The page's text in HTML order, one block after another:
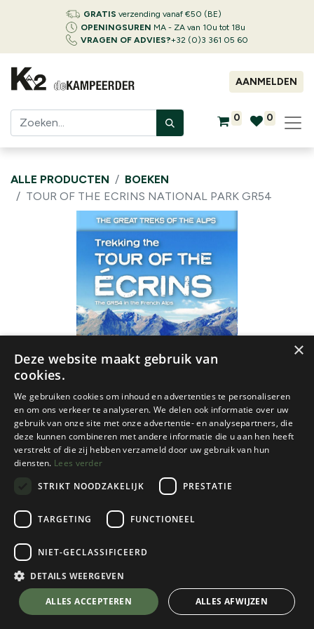
GRATIS verzending vanaf €50 (BE)
OPENINGSUREN MA - ZA van 10u tot 18u
VRAGEN OF ADVIES?+32 (0)3 361 05 60
AANMELDEN
0 0
ALLE PRODUCTEN
BOEKEN
TOUR OF THE ECRINS NATIONAL PARK GR54
Cordee
Tour of the Ecrins National Park GR54
€24,95
💬 Stel je vraag over dit product via WhatsApp
×
Deze website maakt gebruik van
cookies.
We gebruiken cookies om inhoud en advertenties te personaliseren
en om ons verkeer te analyseren. We delen ook informatie over uw
gebruik van onze site met onze advertentie- en analysepartners, die
deze kunnen combineren met andere informatie die u aan hen heeft
verstrekt of die zij hebben verzameld door uw gebruik van hun
diensten. Lees verder
STRIKT NOODZAKELIJK
PRESTATIE
TARGETING FUNCTIONEEL
NIET-GECLASSIFICEERD
DETAILS WEERGEVEN
ALLES ACCEPTEREN ALLES AFWIJZEN